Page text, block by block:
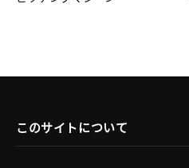
このサイトについて